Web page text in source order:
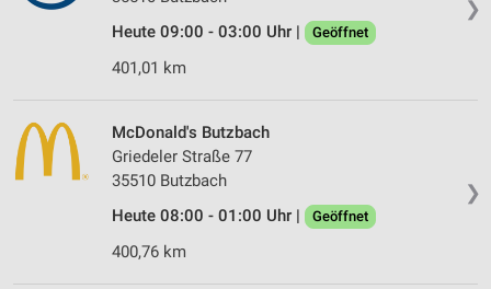
❯
Heute 09:00 - 03:00 Uhr |
Geöffnet
401,01 km
❯
McDonald's Butzbach
Griedeler Straße 77
35510 Butzbach
Heute 08:00 - 01:00 Uhr |
Geöffnet
400,76 km